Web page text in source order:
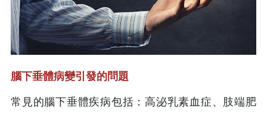
腦下垂體病變引發的問題
常見的腦下垂體疾病包括：高泌乳素血症、肢端肥